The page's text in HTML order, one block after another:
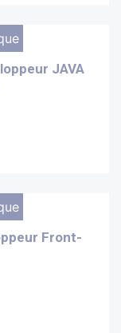
JAVA
Front-